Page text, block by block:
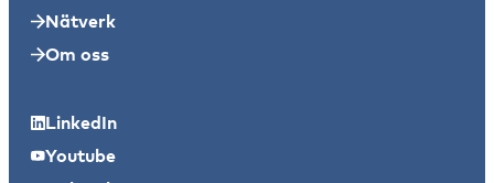
Nätverk
Om oss
LinkedIn
Youtube